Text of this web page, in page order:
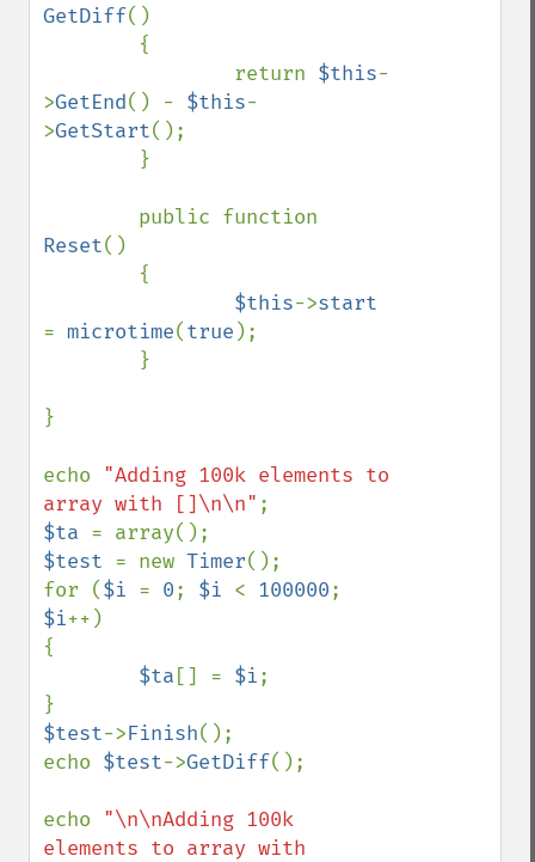
GetDiff()
                return
$this-
>GetEnd() - $this-
>GetStart();
Reset()
$this->
= microtime(true );
}
echo "Adding 100k elements to
array with []\n\n"
$ta
$test = new Timer();
for ($i = 0; $i < 100000
$i++)
{
$ta [] = $i;
$test->Finish();
echo $test->GetDiff();
echo "\n\nAdding 100k
elements to array with